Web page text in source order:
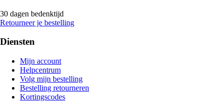
30 dagen bedenktijd
Retourneer je bestelling
Diensten
Mijn account
Helpcentrum
Volg mijn bestelling
Bestelling retourneren
Kortingscodes